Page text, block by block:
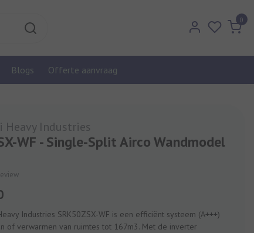
0
Blogs Offerte aanvraag
Heavy Industries
WF - Single-Split Airco Wandmodel
Industries SRK50ZSX-WF is een efficiënt systeem (A+++)
of verwarmen van ruimtes tot 167m3. Met de inverter